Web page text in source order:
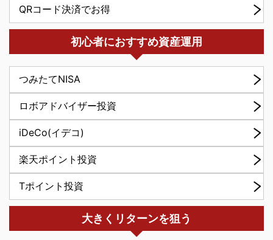
QRコード決済でお得
初心者におすすめ資産運用
つみたてNISA
ロボアドバイザー投資
iDeCo(イデコ)
楽天ポイント投資
Tポイント投資
大きくリターンを狙う